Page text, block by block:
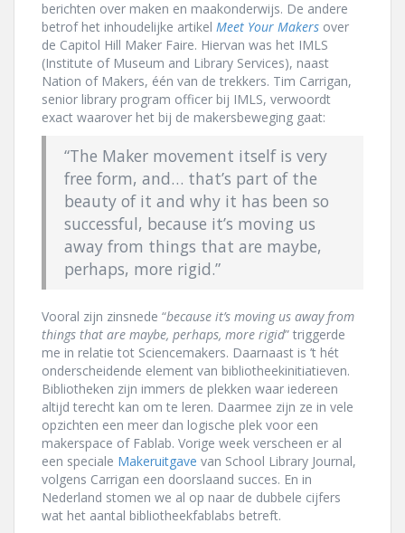
berichten over maken en maakonderwijs. De andere
betrof het inhoudelijke artikel Meet Your Makers over
de Capitol Hill Maker Faire. Hiervan was het IMLS
(Institute of Museum and Library Services), naast
Nation of Makers, één van de trekkers. Tim Carrigan,
senior library program officer bij IMLS, verwoordt
exact waarover het bij de makersbeweging gaat:
“The Maker movement itself is very
free form, and… that’s part of the
beauty of it and why it has been so
successful, because it’s moving us
away from things that are maybe,
perhaps, more rigid.”
Vooral zijn zinsnede “because it’s moving us away from
things that are maybe, perhaps, more rigid” triggerde
me in relatie tot Sciencemakers. Daarnaast is ’t hét
onderscheidende element van bibliotheekinitiatieven.
Bibliotheken zijn immers de plekken waar iedereen
altijd terecht kan om te leren. Daarmee zijn ze in vele
opzichten een meer dan logische plek voor een
makerspace of Fablab. Vorige week verscheen er al
een speciale Makeruitgave van School Library Journal,
volgens Carrigan een doorslaand succes. En in
Nederland stomen we al op naar de dubbele cijfers
wat het aantal bibliotheekfablabs betreft.